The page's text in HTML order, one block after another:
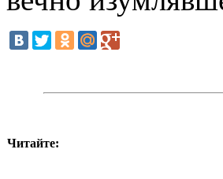
Читайте: